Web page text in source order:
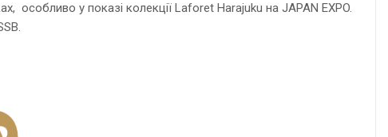
особливо у показі колекції Laforet Harajuku на JAPAN EXPO.